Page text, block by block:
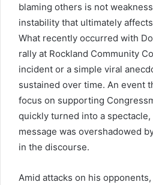
blaming others is not
instability that ultimately
What recently occurred with
rally at Rockland Community
incident or a simple viral
sustained over time. An event
focus on supporting
quickly turned into a
message was overshadowed
in the discourse.
Amid attacks on his